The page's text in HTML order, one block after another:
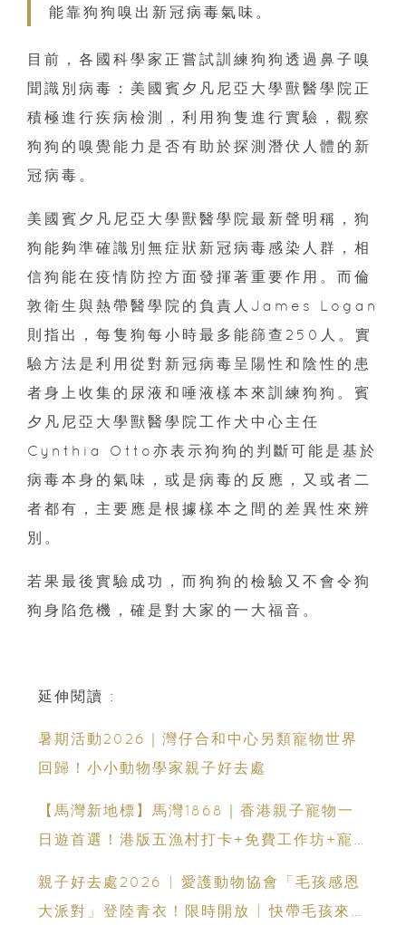
能靠狗狗嗅出新冠病毒氣味。
目前，各國科學家正嘗試訓練狗狗透過鼻子嗅
聞識別病毒：美國賓夕凡尼亞大學獸醫學院正
積極進行疾病檢測，利用狗隻進行實驗，觀察
狗狗的嗅覺能力是否有助於探測潛伏人體的新
冠病毒。
美國賓夕凡尼亞大學獸醫學院最新聲明稱，狗
狗能夠準確識別無症狀新冠病毒感染人群，相
信狗能在疫情防控方面發揮著重要作用。而倫
敦衛生與熱帶醫學院的負責人James Logan
則指出，每隻狗每小時最多能篩查250人。實
驗方法是利用從對新冠病毒呈陽性和陰性的患
者身上收集的尿液和唾液樣本來訓練狗狗。賓
夕凡尼亞大學獸醫學院工作犬中心主任
Cynthia Otto亦表示狗狗的判斷可能是基於
病毒本身的氣味，或是病毒的反應，又或者二
者都有，主要應是根據樣本之間的差異性來辨
別。
若果最後實驗成功，而狗狗的檢驗又不會令狗
狗身陷危機，確是對大家的一大福音。
延伸閱讀 :
暑期活動2026｜灣仔合和中心另類寵物世界
回歸！小小動物學家親子好去處
【馬灣新地標】馬灣1868｜香港親子寵物一
日遊首選！港版五漁村打卡+免費工作坊+寵
親子好去處2026 | 愛護動物協會「毛孩感恩
大派對」登陸青衣！限時開放 | 快帶毛孩來參